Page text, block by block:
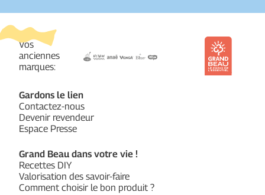
Vos
anciennes
marques:
Gardons le lien
Contactez-nous
Devenir revendeur
Espace Presse
Grand Beau dans votre vie !
Recettes DIY
Valorisation des savoir-faire
Comment choisir le bon produit ?